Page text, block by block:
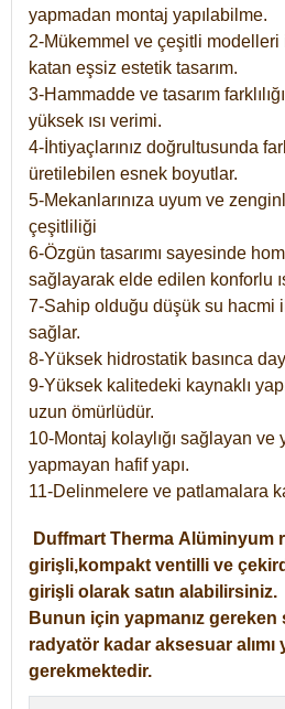
yapmadan montaj yapılabilme.
2-Mükemmel ve çeşitli
katan eşsiz estetik tasarım.
3-Hammadde ve tasarım
yüksek ısı verimi.
4-İhtiyaçlarınız doğrultusunda
üretilebilen esnek boyutlar.
5-Mekanlarınıza uyum ve
çeşitliliği
6-Özgün tasarımı sayesinde
sağlayarak elde edilen konforlu
7-Sahip olduğu düşük su hacmi
sağlar.
8-Yüksek hidrostatik basınca
9-Yüksek kalitedeki kaynaklı
uzun ömürlüdür.
10-Montaj kolaylığı sağlayan ve
yapmayan hafif yapı.
11-Delinmelere ve patlamalara
Duffmart Therma Alüminyum
girişli,kompakt ventilli ve
girişli olarak satın alabilirsiniz.
Bunun için yapmanız gereken
radyatör kadar aksesuar alımı
gerekmektedir.